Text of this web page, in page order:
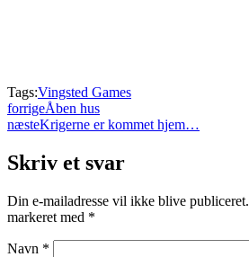
Tags:Vingsted Games
forrigeÅben hus
næsteKrigerne er kommet hjem…
Skriv et svar
Din e-mailadresse vil ikke blive publiceret.
markeret med *
Navn *